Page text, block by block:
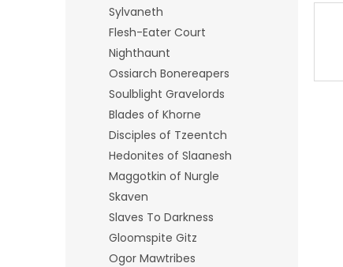
Sylvaneth
Flesh-Eater Court
Nighthaunt
Ossiarch Bonereapers
Soulblight Gravelords
Blades of Khorne
Disciples of Tzeentch
Hedonites of Slaanesh
Maggotkin of Nurgle
Skaven
Slaves To Darkness
Gloomspite Gitz
Ogor Mawtribes